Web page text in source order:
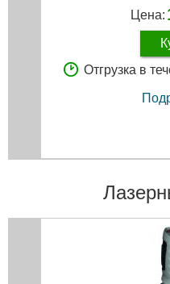
Цена:
Отгрузка в